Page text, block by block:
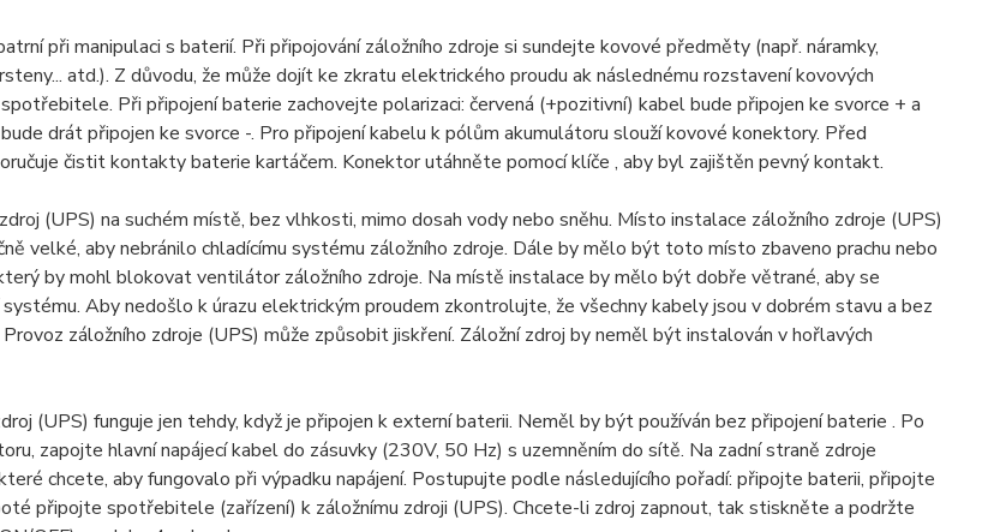
při manipulaci s baterií. Při připojování záložního zdroje si sundejte kovové předměty (např. náramky,
atd.). Z důvodu, že může dojít ke zkratu elektrického proudu ak následnému rozstavení kovových
Při připojení baterie zachovejte polarizaci: červená (+pozitivní) kabel bude připojen ke svorce + a
drát připojen ke svorce -. Pro připojení kabelu k pólům akumulátoru slouží kovové konektory. Před
čistit kontakty baterie kartáčem. Konektor utáhněte pomocí klíče , aby byl zajištěn pevný kontakt.
(UPS) na suchém místě, bez vlhkosti, mimo dosah vody nebo sněhu. Místo instalace záložního zdroje (UPS)
velké, aby nebránilo chladícímu systému záložního zdroje. Dále by mělo být toto místo zbaveno prachu nebo
by mohl blokovat ventilátor záložního zdroje. Na místě instalace by mělo být dobře větrané, aby se
Aby nedošlo k úrazu elektrickým proudem zkontrolujte, že všechny kabely jsou v dobrém stavu a bez
záložního zdroje (UPS) může způsobit jiskření. Záložní zdroj by neměl být instalován v hořlavých
(UPS) funguje jen tehdy, když je připojen k externí baterii. Neměl by být používán bez připojení baterie . Po
zapojte hlavní napájecí kabel do zásuvky (230V, 50 Hz) s uzemněním do sítě. Na zadní straně zdroje
chcete, aby fungovalo při výpadku napájení. Postupujte podle následujícího pořadí: připojte baterii, připojte
připojte spotřebitele (zařízení) k záložnímu zdroji (UPS). Chcete-li zdroj zapnout, tak stiskněte a podržte